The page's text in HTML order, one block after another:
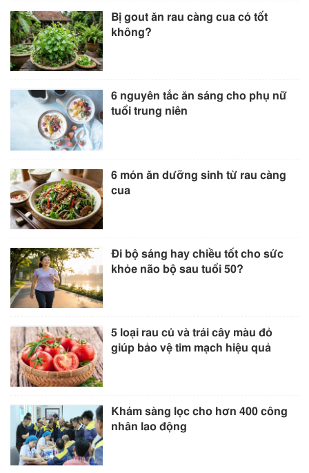
Bị gout ăn rau càng cua có tốt
không?
6 nguyên tắc ăn sáng cho phụ nữ
tuổi trung niên
6 món ăn dưỡng sinh từ rau càng
cua
Đi bộ sáng hay chiều tốt cho sức
khỏe não bộ sau tuổi 50?
5 loại rau củ và trái cây màu đỏ
giúp bảo vệ tim mạch hiệu quả
Khám sàng lọc cho hơn 400 công
nhân lao động